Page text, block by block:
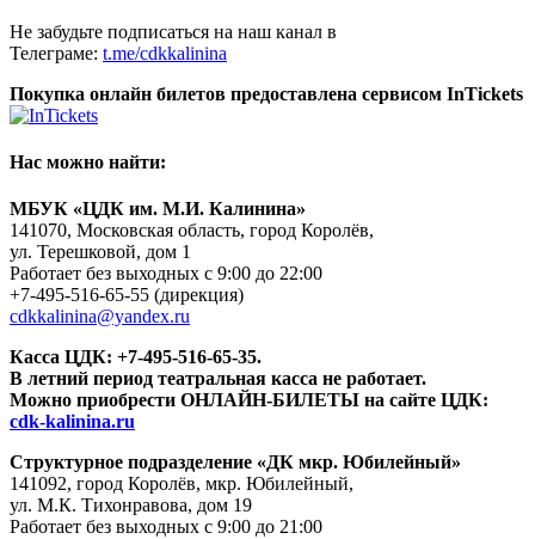
Не забудьте подписаться на наш канал в
Телеграме: t.me/cdkkalinina
Покупка онлайн билетов предоставлена сервисом InTickets
Нас можно найти:
МБУК «ЦДК им. М.И. Калинина»
141070, Московская область, город Королёв,
ул. Терешковой, дом 1
Работает без выходных с 9:00 до 22:00
+7-495-516-65-55 (дирекция)
cdkkalinina@yandex.ru
Касса ЦДК: +7-495-516-65-35.
В летний период театральная касса не работает.
Можно приобрести ОНЛАЙН-БИЛЕТЫ на сайте ЦДК:
cdk-kalinina.ru
Структурное подразделение «ДК мкр. Юбилейный»
141092, город Королёв, мкр. Юбилейный,
ул. М.К. Тихонравова, дом 19
Работает без выходных с 9:00 до 21:00